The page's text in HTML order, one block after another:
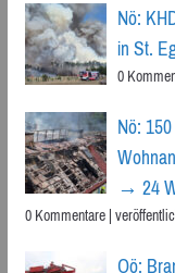
Nö:
in St.
0
Nö:
→ 24
0 Kommentare|